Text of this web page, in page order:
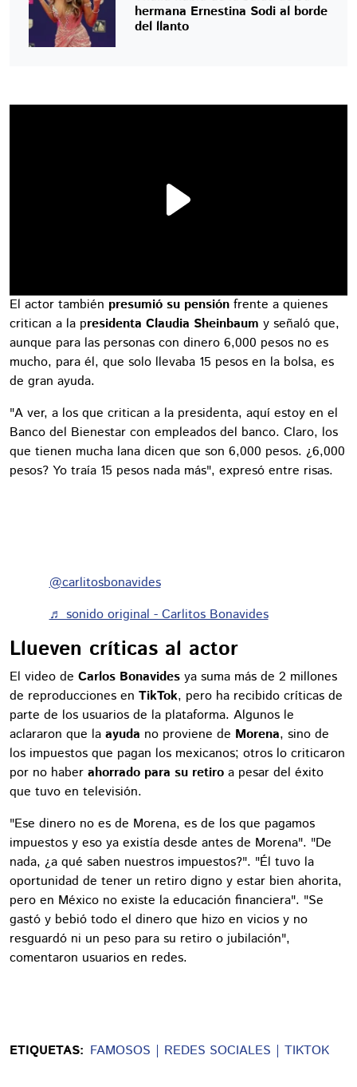
hermana Ernestina Sodi al borde
del llanto
El actor también presumió su pensión frente a quienes
critican a la presidenta Claudia Sheinbaum y señaló que,
aunque para las personas con dinero 6,000 pesos no es
mucho, para él, que solo llevaba 15 pesos en la bolsa, es
de gran ayuda.
"A ver, a los que critican a la presidenta, aquí estoy en el
Banco del Bienestar con empleados del banco. Claro, los
que tienen mucha lana dicen que son 6,000 pesos. ¿6,000
pesos? Yo traía 15 pesos nada más", expresó entre risas.
@carlitosbonavides
♬ sonido original - Carlitos Bonavides
Llueven críticas al actor
El video de Carlos Bonavides ya suma más de 2 millones
de reproducciones en TikTok, pero ha recibido críticas de
parte de los usuarios de la plataforma. Algunos le
aclararon que la ayuda no proviene de Morena, sino de
los impuestos que pagan los mexicanos; otros lo criticaron
por no haber ahorrado para su retiro a pesar del éxito
que tuvo en televisión.
"Ese dinero no es de Morena, es de los que pagamos
impuestos y eso ya existía desde antes de Morena". "De
nada, ¿a qué saben nuestros impuestos?". "Él tuvo la
oportunidad de tener un retiro digno y estar bien ahorita,
pero en México no existe la educación financiera". "Se
gastó y bebió todo el dinero que hizo en vicios y no
resguardó ni un peso para su retiro o jubilación",
comentaron usuarios en redes.
ETIQUETAS: FAMOSOS REDES SOCIALES TIKTOK